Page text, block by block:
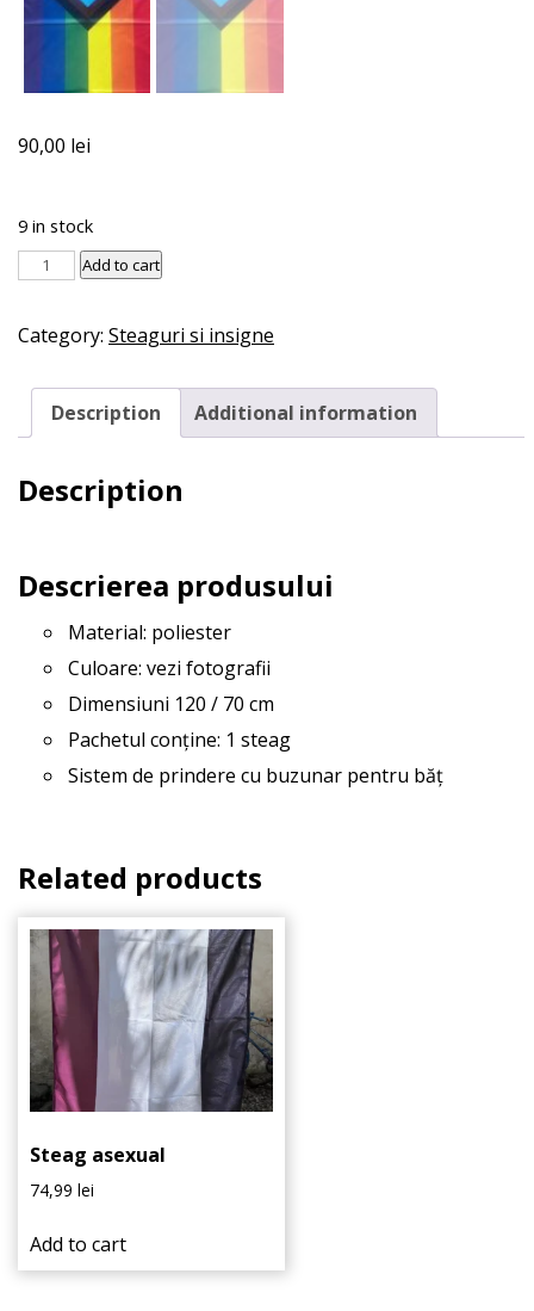
90,00 lei
9 in stock
Steag
Add to cart
Category: Steaguri si insigne
Description Additional information
Description
Descrierea produsului
Material: poliester
Culoare: vezi fotografii
Dimensiuni 120 / 70 cm
Pachetul conține: 1 steag
Sistem de prindere cu buzunar pentru băț
Related products
Steag asexual
74,99 lei
Add to cart